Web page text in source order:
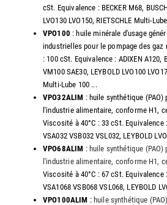
cSt. Equivalence : BECKER M68,
LVO130 LVO150, RIETSCHLE Multi-
VPO100 : huile minérale d'usage
industrielles pour le pompage des gaz
: 100 cSt. Equivalence : ADIXEN A120,
VM100 SAE30, LEYBOLD LVO100
Multi-Lube 100 ...
VPO32ALIM : huile synthétique
l'industrie alimentaire, conforme H1,
Viscosité à 40°C : 33 cSt. Equivalence :
VSA032 VSB032 VSL032, LEYBOLD
VPO68ALIM : huile synthétique
l'industrie alimentaire, conforme H1,
Viscosité à 40°C : 67 cSt. Equivalence :
VSA1068 VSB068 VSL068, LEYBOLD
VPO100ALIM : huile synthétique